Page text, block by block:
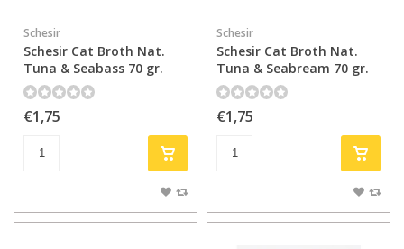
Schesir
Schesir Cat Broth Nat.
Tuna & Seabass 70 gr.
€1,75
Schesir
Schesir Cat Broth Nat.
Tuna & Seabream 70 gr.
€1,75